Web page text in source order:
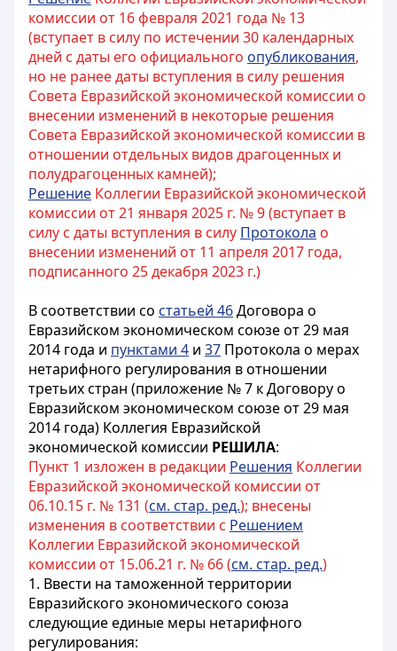
комиссии от 16 февраля 2021 года № 13
(вступает в силу по истечении 30 календарных
дней с даты его официального опубликования,
но не ранее даты вступления в силу решения
Совета Евразийской экономической комиссии о
внесении изменений в некоторые решения
Совета Евразийской экономической комиссии в
отношении отдельных видов драгоценных и
полудрагоценных камней);
Решение Коллегии Евразийской экономической
комиссии от 21 января 2025 г. № 9 (вступает в
силу с даты вступления в силу Протокола о
внесении изменений от 11 апреля 2017 года,
подписанного 25 декабря 2023 г.)
В соответствии со статьей 46Договора о
Евразийском экономическом союзе от 29 мая
2014 года и пунктами 4 и 37 Протокола о мерах
нетарифного регулирования в отношении
третьих стран (приложение № 7 к Договору о
Евразийском экономическом союзе от 29 мая
2014 года) Коллегия Евразийской
экономической комиссии РЕШИЛА:
Пункт 1 изложен в редакции Решения Коллегии
Евразийской экономической комиссии от
06.10.15 г. № 131 (см. стар. ред.); внесены
изменения в соответствии с Решением
Коллегии Евразийской экономической
комиссии от 15.06.21 г. № 66 (см. стар. ред.)
1. Ввести на таможенной территории
Евразийского экономического союза
следующие единые меры нетарифного
регулирования: